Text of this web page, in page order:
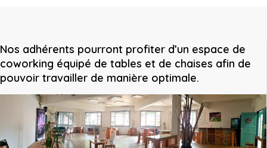
Nos adhérents pourront profiter d’un espace de
coworking équipé de tables et de chaises afin de
pouvoir travailler de manière optimale.